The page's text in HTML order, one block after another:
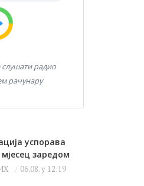
радио
рачунару
успорава
мјесец заредом
06.08. у 12:19